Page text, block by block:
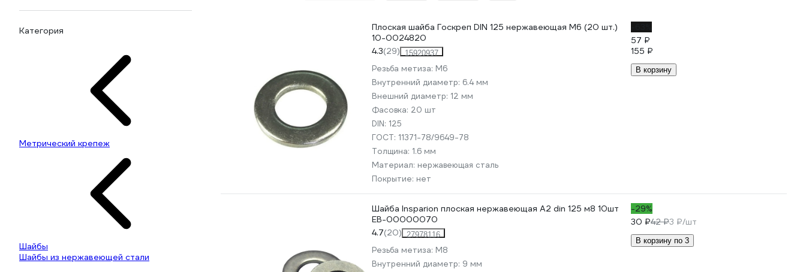
Категория
Метрический крепеж
Шайбы
Шайбы из нержавеющей стали
Плоская шайба Госкреп DIN 125 нержавеющая M6 (20 шт.)
10-0024820
4.3(29) 15920937
Резьба метиза: М6
Внутренний диаметр: 6.4 мм
Внешний диаметр: 12 мм
Фасовка: 20 шт
DIN: 125
ГОСТ: 11371-78/9649-78
Толщина: 1.6 мм
Материал: нержавеющая сталь
Покрытие: нет
57 ₽
155 ₽
В корзину
Шайба Insparion плоская нержавеющая A2 din 125 м8 10шт
ЕВ-00000070
4.7(20) 27978116
Резьба метиза: М8
Внутренний диаметр: 9 мм
-29%
30 ₽42 ₽3 ₽/шт
В корзину по 3